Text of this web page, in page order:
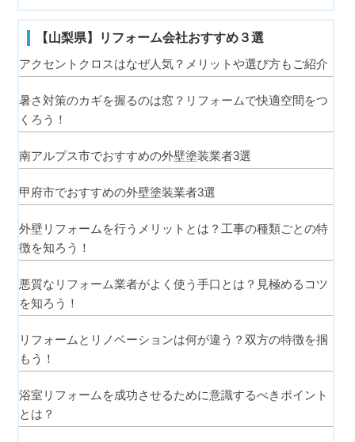
【山梨県】リフォーム会社おすすめ３選
アクセントクロスはなぜ人気？メリットや選び方もご紹介
暑さ対策のカギを握るのは窓？リフォームで快適空間をつ
くろう！
南アルプス市でおすすめの外壁塗装業者3選
甲府市でおすすめの外壁塗装業者3選
外壁リフォームを行うメリットとは？工事の種類ごとの特
徴を知ろう！
悪質なリフォーム業者がよく使う手口とは？見極めるコツ
を知ろう！
リフォームとリノベーションは何が違う？双方の特徴を掴
もう！
浴室リフォームを成功させるために意識するべきポイント
とは？